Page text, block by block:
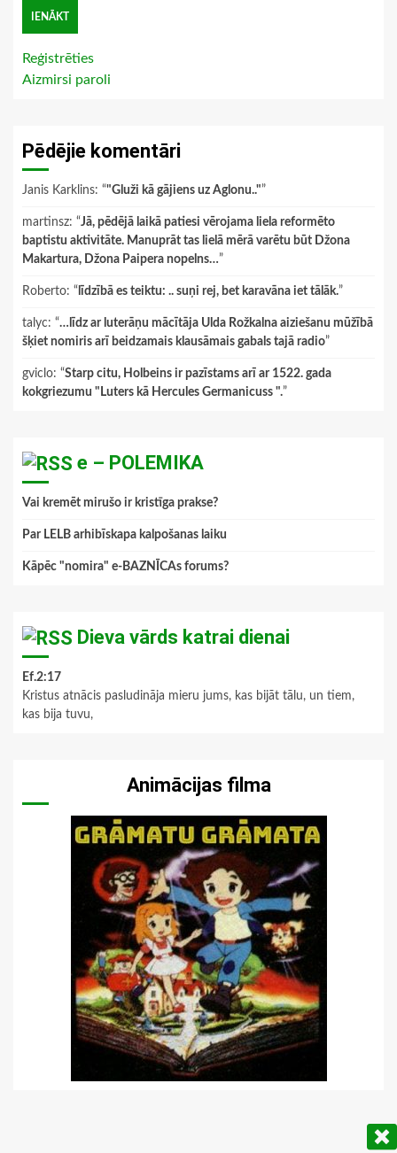
Reģistrēties
Aizmirsi paroli
Pēdējie komentāri
Janis Karklins: “"Gluži kā gājiens uz Aglonu.."”
martinsz: “Jā, pēdējā laikā patiesi vērojama liela reformēto
baptistu aktivitāte. Manuprāt tas lielā mērā varētu būt Džona
Makartura, Džona Paipera nopelns…”
Roberto: “ līdzībā es teiktu: .. suņi rej, bet karavāna iet tālāk.”
talyc: “…līdz ar luterāņu mācītāja Ulda Rožkalna aiziešanu mūžībā
šķiet nomiris arī beidzamais klausāmais gabals tajā radio”
gviclo: “Starp citu, Holbeins ir pazīstams arī ar 1522. gada
kokgriezumu "Luters kā Hercules Germanicuss ".”
e – POLEMIKA
Vai kremēt mirušo ir kristīga prakse?
Par LELB arhibīskapa kalpošanas laiku
Kāpēc "nomira" e-BAZNĪCAs forums?
Dieva vārds katrai dienai
Ef.2:17
Kristus atnācis pasludināja mieru jums, kas bijāt tālu, un tiem,
kas bija tuvu,
Animācijas filma